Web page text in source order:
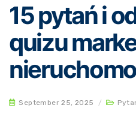
15 pytań i
quizu
September 25, 2025 /